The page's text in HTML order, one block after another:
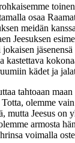
osaa
meidän
Jeesuksen
jäsenensä
kastettava
kädet ja
tahtoaan
olemme
mutta Jeesus on
armosta
voimalla